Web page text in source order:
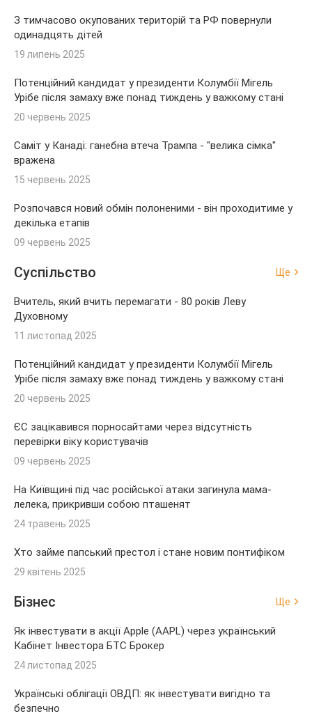
З тимчасово окупованих територій та РФ повернули
одинадцять дітей
19 липень 2025
Потенційний кандидат у президенти Колумбії Мігель
Урібе після замаху вже понад тиждень у важкому стані
20 червень 2025
Саміт у Канаді: ганебна втеча Трампа - "велика сімка"
вражена
15 червень 2025
Розпочався новий обмін полоненими - він проходитиме у
декілька етапів
09 червень 2025
Суспільство Ще
Вчитель, який вчить перемагати - 80 років Леву
Духовному
11 листопад 2025
Потенційний кандидат у президенти Колумбії Мігель
Урібе після замаху вже понад тиждень у важкому стані
20 червень 2025
ЄС зацікавився порносайтами через відсутність
перевірки віку користувачів
09 червень 2025
На Київщині під час російської атаки загинула мама-
лелека, прикривши собою пташенят
24 травень 2025
Хто займе папський престол і стане новим понтифіком
29 квітень 2025
Бізнес Ще
Як інвестувати в акції Apple (AAPL) через український
Кабінет Інвестора БТС Брокер
24 листопад 2025
Українські облігації ОВДП: як інвестувати вигідно та
безпечно